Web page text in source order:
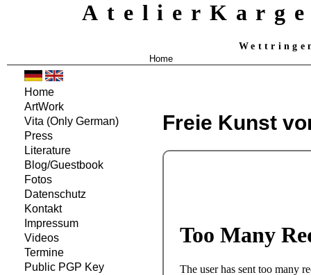
Home
Freie Kunst
Home
ArtWork
Vita (Only German)
Press
Literature
Blog/Guestbook
Fotos
Datenschutz
Kontakt
Impressum
Videos
Termine
Public PGP Key